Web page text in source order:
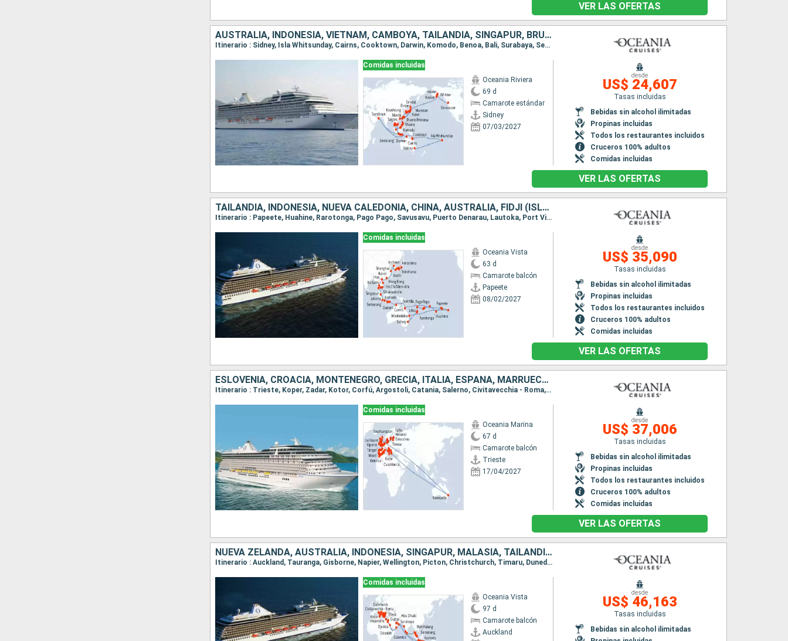
VER LAS OFERTAS
AUSTRALIA, INDONESIA, VIETNAM, CAMBOYA, TAILANDIA, SINGAPUR, BRUNEI, MALASIA, FILIPINAS, TAIWÁN, CHINA, COREA DEL SUR, JAPÓN, ESTADOS UNIDOS, CANADÁ
Itinerario : Sidney, Isla Whitsunday, Cairns, Cooktown, Darwin, Komodo, Benoa, Bali, Surabaya, Semarang, Saigon, Cam Ranh, Sihanoukville, Laem Chabang, Ko Samui, Singapur, Muara, Kota Kinabalu, Puerto Princesa, Boracay, Manila, Kaoshiung, Hong Kong, Taipei, Busan, Nagasaki, Beppu, Kobe, Nagoya, Yokohama, Sendai, Miyako, Muroran, Kodiak, Homer, Whittier, Vancouver
Comidas incluidas
Oceania Riviera
69 d
Camarote estándar
Sidney
07/03/2027
desde
US$ 24,607
Tasas incluidas
Bebidas sin alcohol ilimitadas
Propinas incluidas
Todos los restaurantes incluidos
Cruceros 100% adultos
Comidas incluidas
VER LAS OFERTAS
TAILANDIA, INDONESIA, NUEVA CALEDONIA, CHINA, AUSTRALIA, FIDJI (ISLAS), JAPÓN, CAMBOYA, VIETNAM, VANUATU, FRANCIA, ESTADOS UNIDOS, SINGAPUR, COREA DEL SUR, ILES COOK
Itinerario : Papeete, Huahine, Rarotonga, Pago Pago, Savusavu, Puerto Denarau, Lautoka, Port Vila, Lifou, Nouméa, Sidney, Mooloolaba, Isla Whitsunday, Cairns, Darwin, Komodo, Lombok, Benoa, Semarang, Jakarta, Singapur, Ko Samui, Sihanoukville, Laem Chabang, Ho Chi Minh-Ville, Hue, Hanoï, Hong Kong, Shanghai, Incheon, Nagasaki, Hiroshima, Kochi, Kobe, Shimizu, Yokohama
Comidas incluidas
Oceania Vista
63 d
Camarote balcón
Papeete
08/02/2027
desde
US$ 35,090
Tasas incluidas
Bebidas sin alcohol ilimitadas
Propinas incluidas
Todos los restaurantes incluidos
Cruceros 100% adultos
Comidas incluidas
VER LAS OFERTAS
ESLOVENIA, CROACIA, MONTENEGRO, GRECIA, ITALIA, ESPAÑA, MARRUECOS, PORTUGAL, FRANCIA, PAISES BAJOS, ALEMANIA, BÉLGICA, AUSTRALIA, IRLANDA, REINO UNIDO, DINAMARCA, SUECIA, FINLANDIA, ESTONIA, LETONIA
Itinerario : Trieste, Koper, Zadar, Kotor, Corfú, Argostoli, Catania, Salerno, Civitavecchia - Roma, Marsella, Barcelona, Palma de Mallorca, Valencia, Cartagena, Alicante, Motril, Tánger, Sevilla, Casablanca, Portimao, Oporto, Lisboa, Oporto, Vigo, La Coruña, Gijón, Bilbao, Pauillac, Puerto de San Pedro, Le Havre, Rotterdam, Ijmuiden, Hamburgo, Zeebrugge, Southampton, Newcastle, Queensferry, Aberdeen, Lerwick, Fowey, Stornoway, Belfast, Liverpool, Cork, Falmouth, Southampton, Skagen, Copenhague, Estocolmo, Helsinki, Tallin, Riga, Visby, Warnemunde, Arhus, Southampton
Comidas incluidas
Oceania Marina
67 d
Camarote balcón
Trieste
17/04/2027
desde
US$ 37,006
Tasas incluidas
Bebidas sin alcohol ilimitadas
Propinas incluidas
Todos los restaurantes incluidos
Cruceros 100% adultos
Comidas incluidas
VER LAS OFERTAS
NUEVA ZELANDA, AUSTRALIA, INDONESIA, SINGAPUR, MALASIA, TAILANDIA, SRI LANKA, INDIA, EMIRATOS ÁRABES UNIDOS, OMAN, ARABIA SAUDÍ, JORDANIA, EGIPTO, TURQUÍA, GRECIA, MONTENEGRO, CROACIA, MALTA, ITALIA
Itinerario : Auckland, Tauranga, Gisborne, Napier, Wellington, Picton, Christchurch, Timaru, Dunedin, Hobart, Sidney, Eden, Burnie, Philip Island, Melbourne, Penneshaw, Adelaide, Albany, Perth, Komodo, Benoa, Lombok, Bali, Surabaya, Semarang, Jakarta, Singapur, Port Kelang, Penang, Langkawi, Phuket, Colombo, Cochin, Mumbai, Dubai, Abu Dhabi, Salaalah, Djedda, Aqaba, Safaga, Alejandria, Efeso, Estambul, Canakkale, Kavala, Salónica, Lesbos, Izmir, Bodrum, Heraklion, Santoríni, Mykonos, El Pireo Atenas, Githion, Igoumenitsa, Kotor, Dubrovnik, La Valetta, Messine, Salerno, Civitavecchia - Roma
Comidas incluidas
Oceania Vista
97 d
Camarote balcón
Auckland
desde
US$ 46,163
Tasas incluidas
Bebidas sin alcohol ilimitadas